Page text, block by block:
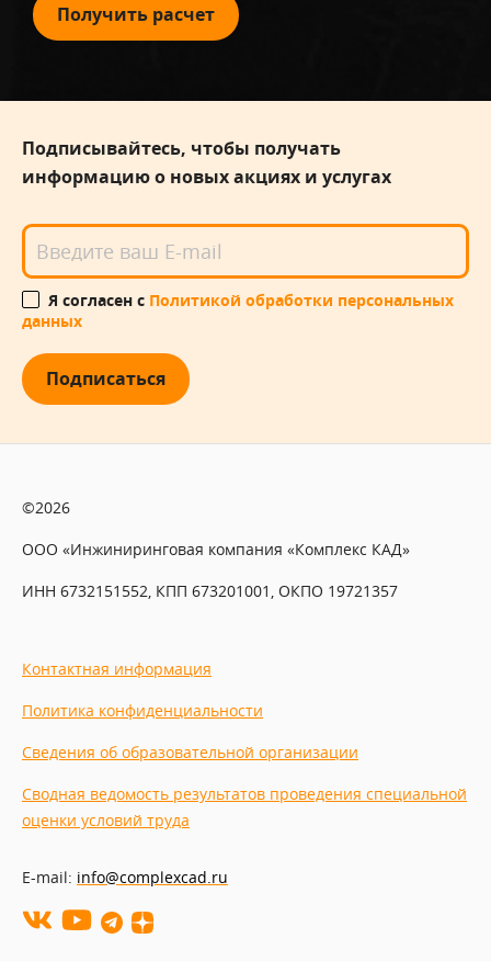
Получить расчет
Подписывайтесь, чтобы получать
информацию о новых акциях и услугах
Я согласен с Политикой обработки персональных
данных
Подписаться
©2026
ООО «Инжиниринговая компания «Комплекс КАД»
ИНН 6732151552, КПП 673201001, ОКПО 19721357
Контактная информация
Политика конфиденциальности
Сведения об образовательной организации
Сводная ведомость результатов проведения специальной
оценки условий труда
E-mail: info@complexcad.ru